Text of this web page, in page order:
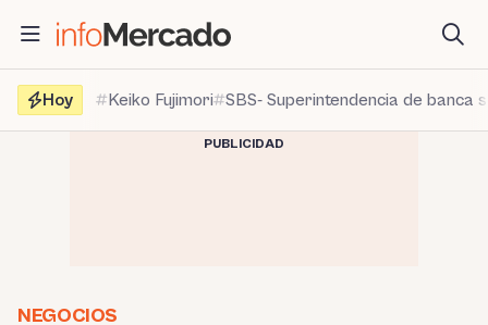
contenido
Hoy
Keiko Fujimori SBS- Superintendencia de banca
PUBLICIDAD
NEGOCIOS